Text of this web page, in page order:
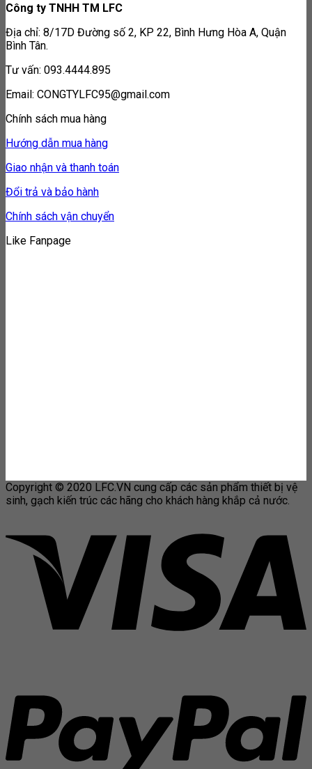
Công ty TNHH TM LFC
Địa chỉ: 8/17D Đường số 2, KP 22, Bình Hưng Hòa A, Quận
Bình Tân.
Tư vấn: 093.4444.895
Email: CONGTYLFC95@gmail.com
Chính sách mua hàng
Hướng dẫn mua hàng
Giao nhận và thanh toán
Đổi trả và bảo hành
Chính sách vận chuyển
Like Fanpage
Copyright © 2020 LFC.VN cung cấp các sản phẩm thiết bị vệ
sinh, gạch kiến trúc các hãng cho khách hàng khắp cả nước.